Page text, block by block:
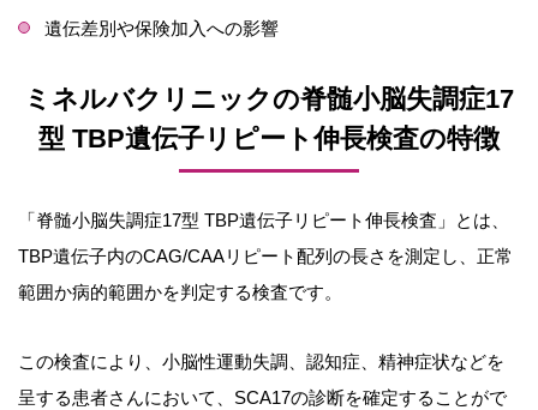
遺伝差別や保険加入への影響
ミネルバクリニックの脊髄小脳失調症17
型 TBP遺伝子リピート伸長検査の特徴
「脊髄小脳失調症17型 TBP遺伝子リピート伸長検査」とは、
TBP遺伝子内のCAG/CAAリピート配列の長さを測定し、正常
範囲か病的範囲かを判定する検査です。
この検査により、小脳性運動失調、認知症、精神症状などを
呈する患者さんにおいて、SCA17の診断を確定することがで